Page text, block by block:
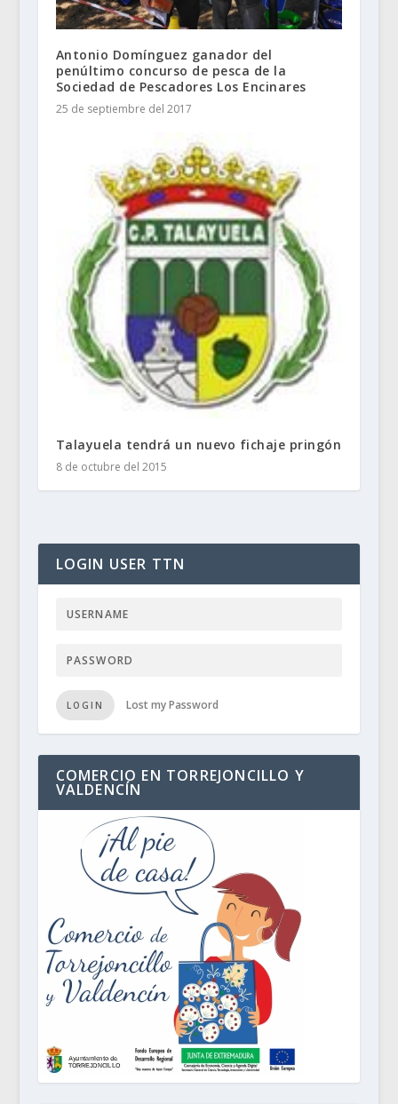
Antonio Domínguez ganador del
penúltimo concurso de pesca de la
Sociedad de Pescadores Los Encinares
25 de septiembre del 2017
Talayuela tendrá un nuevo fichaje pringón
8 de octubre del 2015
LOGIN USER TTN
LOGIN Lost my Password
COMERCIO EN TORREJONCILLO Y
VALDENCÍN